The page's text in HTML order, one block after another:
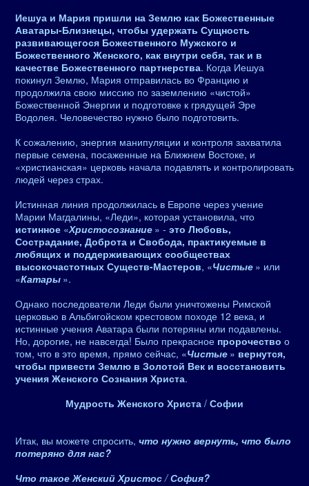
Иешуа и Мария пришли на Землю как Божественные
Аватары-Близнецы, чтобы удержать Сущность
развивающегося Божественного Мужского и
Божественного Женского, как внутри себя, так и в
качестве Божественного партнерства. Когда Иешуа
покинул Землю, Мария отправилась во Францию ​​и
продолжила свою миссию по заземлению «чистой»
Божественной Энергии и подготовке к грядущей Эре
Водолея. Человечество нужно было подготовить.
К сожалению, энергия манипуляции и контроля захватила
первые семена, посаженные на Ближнем Востоке, и
«христианская» церковь начала подавлять и контролировать
людей через страх.
Истинная линия продолжилась в Европе через учение
Марии Магдалины, «Леди», которая установила, что
истинное «Христосознание » - это Любовь,
Сострадание, Доброта и Свобода, практикуемые в
любящих и поддерживающих сообществах
высокочастотных Существ-Мастеров, «Чистые » или
«Катары ».
Однако последователи Леди были уничтожены Римской
церковью в Альбигойском крестовом походе 12 века, и
истинные учения Аватара были потеряны или подавлены.
Но, дорогие, не навсегда! Было прекрасное пророчество о
том, что в это время, прямо сейчас, «Чистые » вернутся,
чтобы привести Землю в Золотой Век и восстановить
учения Женского Сознания Христа.
Мудрость Женского Христа / Софии
Итак, вы можете спросить, что нужно вернуть, что было
потеряно для нас?
Что такое Женский Христос/София?